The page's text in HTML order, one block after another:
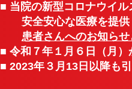
■ 当院の新型コロナウイル
安全安心な医療を提供
患者さんへのお知ら
■ 令和７年１月６日（月
■ 2023年３月13日以降も